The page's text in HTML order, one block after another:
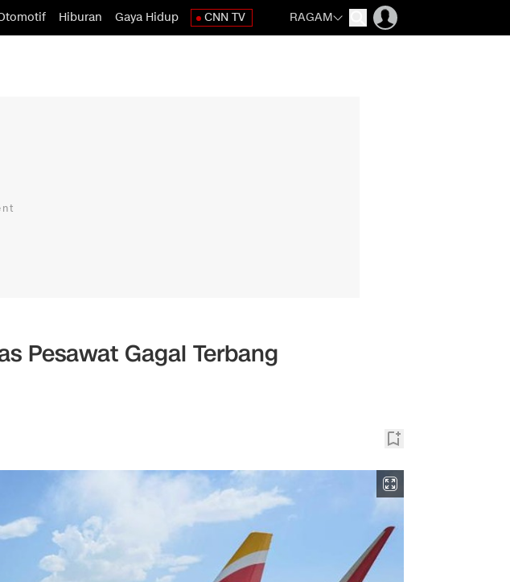
Hiburan Gaya Hidup CNN TV RAGAM
Pesawat Gagal Terbang